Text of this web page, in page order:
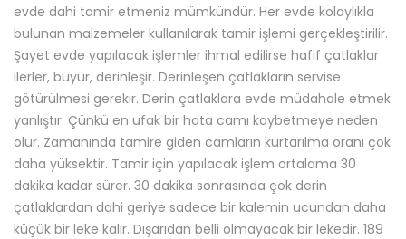
evde dahi tamir etmeniz mümkündür. Her evde kolaylıkla
bulunan malzemeler kullanılarak tamir işlemi gerçekleştirilir.
Şayet evde yapılacak işlemler ihmal edilirse hafif çatlaklar
ilerler, büyür, derinleşir. Derinleşen çatlakların servise
götürülmesi gerekir. Derin çatlaklara evde müdahale etmek
yanlıştır. Çünkü en ufak bir hata camı kaybetmeye neden
olur. Zamanında tamire giden camların kurtarılma oranı çok
daha yüksektir. Tamir için yapılacak işlem ortalama 30
dakika kadar sürer. 30 dakika sonrasında çok derin
çatlaklardan dahi geriye sadece bir kalemin ucundan daha
küçük bir leke kalır. Dışarıdan belli olmayacak bir lekedir. 189